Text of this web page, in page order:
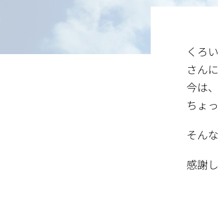
くろ
さん
今は
ちょ
そん
感謝